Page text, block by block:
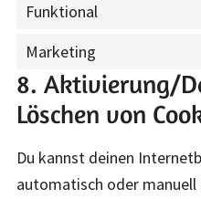
Funktional
Marketing
8. Aktivierung/
Löschen von
Du kannst deinen
automatisch oder manuell